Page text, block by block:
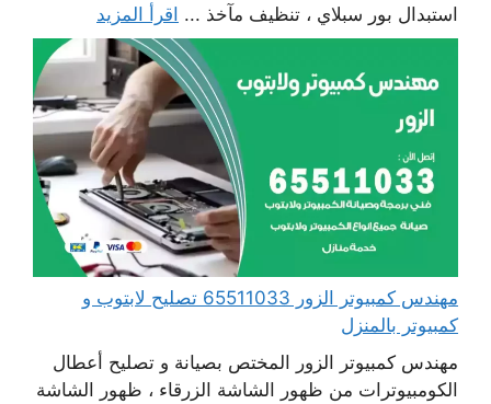
استبدال بور سبلاي ، تنظيف مآخذ ... اقرأ المزيد
مهندس كمبيوتر الزور 65511033 تصليح لابتوب و
كمبيوتر بالمنزل
مهندس كمبيوتر الزور المختص بصيانة و تصليح أعطال
الكومبيوترات من ظهور الشاشة الزرقاء ، ظهور الشاشة